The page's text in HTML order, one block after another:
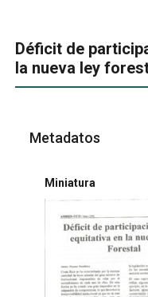
Déficit de
la nueva ley
Metadatos
Miniatura